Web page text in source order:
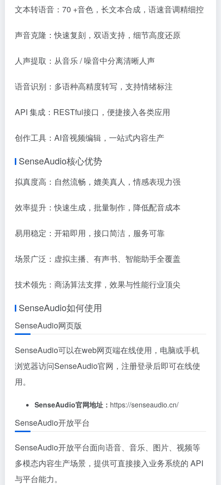
文本转语音：70 +音色，长文本合成，语速音调精细控
声音克隆：快速复刻，双语支持，细节高度还原
人声提取：从音乐 / 噪音中分离清晰人声
语音识别：多语种高精度转写，支持情绪标注
API 集成：RESTful接口，便捷接入各类应用
创作工具：AI音视频编辑，一站式内容生产
SenseAudio核心优势
拟真度高：自然流畅，媲美真人，情感表现力强
效率提升：快速生成，批量制作，降低配音成本
易用稳定：开箱即用，接口简洁，服务可靠
场景广泛：虚拟主播、有声书、智能助手全覆盖
技术领先：商汤算法支撑，效果与性能行业顶尖
SenseAudio如何使用
SenseAudio网页版
SenseAudio可以在web网页端在线使用，电脑或手机
浏览器访问SenseAudio官网，注册登录后即可在线使
用。
SenseAudio官网地址： https://senseaudio.cn/
SenseAudio开放平台
SenseAudio开放平台面向语音、音乐、图片、视频等
多模态内容生产场景，提供可直接接入业务系统的 API
与平台能力。